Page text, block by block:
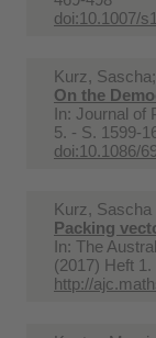
doi:10.1007/
Kurz,
On the
In: Journal of
5. - S. 1599-
doi:10.1086/
Kurz, Sascha
Packing
In: The
(2017) Heft
http://